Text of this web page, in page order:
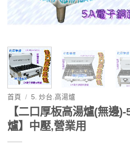
首頁 / 5. 炒台.高湯爐
【二口厚板高湯爐(無邊
爐】中壓,營業用